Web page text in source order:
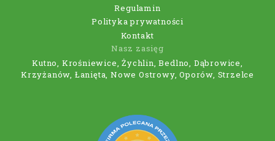
Regulamin
Polityka prywatności
Kontakt
Nasz zasięg
Kutno, Krośniewice, Żychlin, Bedlno, Dąbrowice,
Krzyżanów, Łanięta, Nowe Ostrowy, Oporów, Strzelce